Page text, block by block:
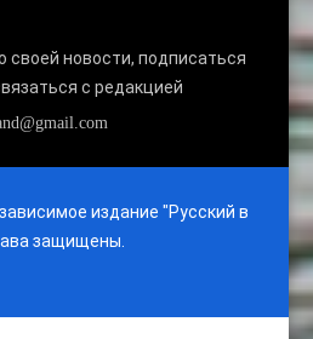
новости, подписаться
с редакцией
издание "Русский в
защищены.